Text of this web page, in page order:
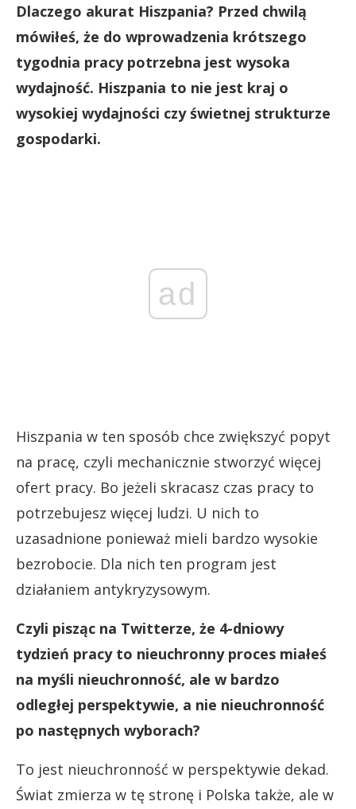
Dlaczego akurat Hiszpania? Przed chwilą
mówiłeś, że do wprowadzenia krótszego
tygodnia pracy potrzebna jest wysoka
wydajność. Hiszpania to nie jest kraj o
wysokiej wydajności czy świetnej strukturze
gospodarki.
ad
Hiszpania w ten sposób chce zwiększyć popyt
na pracę, czyli mechanicznie stworzyć więcej
ofert pracy. Bo jeżeli skracasz czas pracy to
potrzebujesz więcej ludzi. U nich to
uzasadnione ponieważ mieli bardzo wysokie
bezrobocie. Dla nich ten program jest
działaniem antykryzysowym.
Czyli pisząc na Twitterze, że 4-dniowy
tydzień pracy to nieuchronny proces miałeś
na myśli nieuchronność, ale w bardzo
odległej perspektywie, a nie nieuchronność
po następnych wyborach?
To jest nieuchronność w perspektywie dekad.
Świat zmierza w tę stronę i Polska także, ale w